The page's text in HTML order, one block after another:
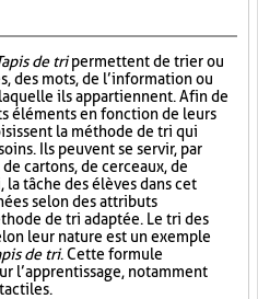
de tripermettent de trier ou
des mots, de l’information ou
ils appartiennent. Afin de
éléments en fonction de leurs
la méthode de tri qui
Ils peuvent se servir, par
cartons, de cerceaux, de
la tâche des élèves dans cet
selon des attributs
de tri adaptée. Le tri des
leur nature est un exemple
de tri. Cette formule
l’apprentissage, notamment